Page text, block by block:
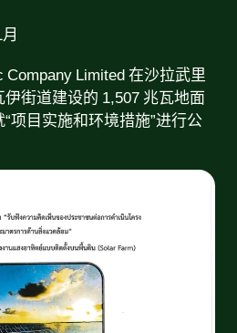
Company Limited 在沙拉武里
街道建设的 1,507 兆瓦地面
项目实施和环境措施”进行公